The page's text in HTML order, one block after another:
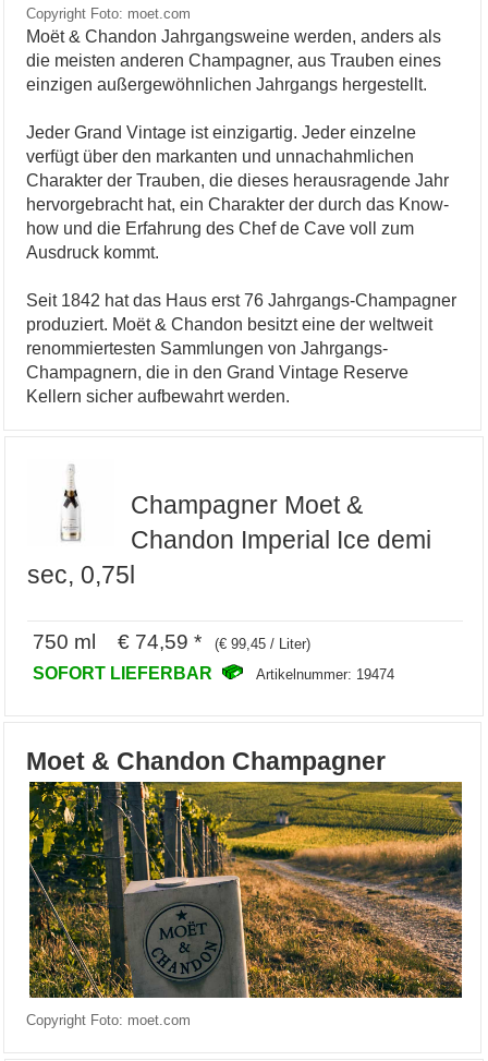
Copyright Foto: moet.com
Moët & Chandon Jahrgangsweine werden, anders als
die meisten anderen Champagner, aus Trauben eines
einzigen außergewöhnlichen Jahrgangs hergestellt.
Jeder Grand Vintage ist einzigartig. Jeder einzelne
verfügt über den markanten und unnachahmlichen
Charakter der Trauben, die dieses herausragende Jahr
hervorgebracht hat, ein Charakter der durch das Know-
how und die Erfahrung des Chef de Cave voll zum
Ausdruck kommt.
Seit 1842 hat das Haus erst 76 Jahrgangs-Champagner
produziert. Moët & Chandon besitzt eine der weltweit
renommiertesten Sammlungen von Jahrgangs-
Champagnern, die in den Grand Vintage Reserve
Kellern sicher aufbewahrt werden.
Champagner Moet &
Chandon Imperial Ice demi
sec, 0,75l
750 ml € 74,59 * (€ 99,45 / Liter)
SOFORT LIEFERBAR Artikelnummer: 19474
Moet & Chandon Champagner
Copyright Foto: moet.com